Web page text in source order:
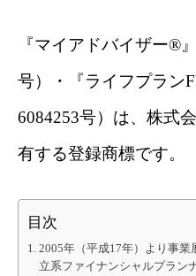
『マイアドバイザー®
号）・『ライフプラン
6084253号）は、株式
有する登録商標です。
目次
2005年（平成17年）より事
立系ファイナンシャルプラン